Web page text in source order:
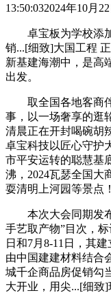
13:50:032024年10月
卓宝板为学校添加
销...[细致]大国工程
新基建海潮中，是高
出发。
取全国各地客商伴
事，以一场奢享的逛
清晨正在开封喝碗胡
卓宝科技以匠心守护
市平安运转的聪慧基
沸，2024瓦瑟全国大
耍清明上河园等景点！
本次大会同期发布
手艺取产物”目次，
日和7月8-11日，其
由中国建建材料结合
城千企商品房促销勾
大开业，用尖...[细致